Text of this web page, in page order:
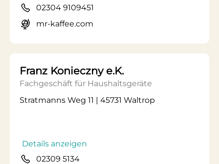
02304 9109451
mr-kaffee.com
Franz Konieczny e.K.
Fachgeschäft für Haushaltsgeräte
Stratmanns Weg 11 | 45731 Waltrop
Details anzeigen
02309 5134